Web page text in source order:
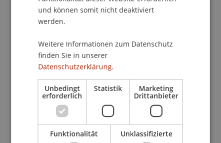
mit den internen Prozessen der Universität
Liechtenstein beschäftigt.
In fünf Gruppen aufgeteilt wurden verschiedene
Bereiche der Universität Liechtenstein genauer
unter die Lupe genommen.
Die Abschlusspräsentation findet am 6. Dezember
um 13.00 Uhr im Höhrsaal 6 statt.
und können somit nicht deaktiviert
werden.
Weitere Informationen zum Datenschutz
finden Sie in unserer
Datenschutzerklärung.
Unbedingt
erforderlich
Statistik Marketing
Drittanbieter
Funktionalität Unklassifizierte